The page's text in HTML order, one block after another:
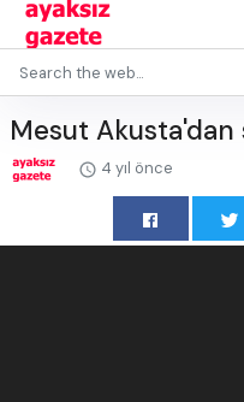
Mesut
4 yıl önce